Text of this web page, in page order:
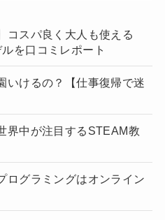
コスパ良く大人も使える
を口コミレポート
いけるの？【仕事復帰で迷
界中が注目するSTEAM教
ログラミングはオンライン